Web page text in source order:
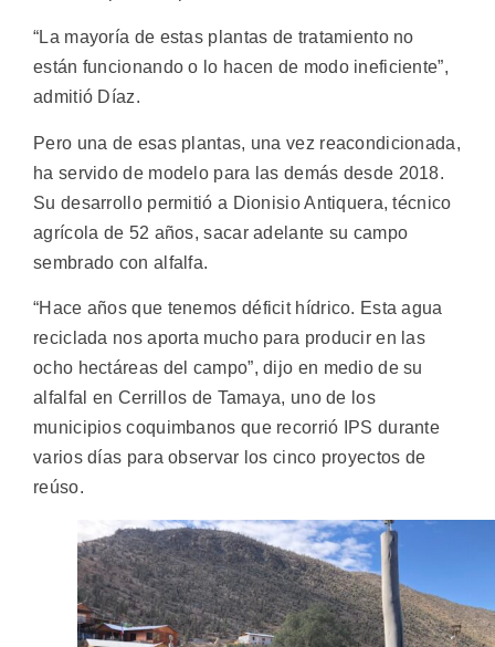
“La mayoría de estas plantas de tratamiento no
están funcionando o lo hacen de modo ineficiente”,
admitió Díaz.
Pero una de esas plantas, una vez reacondicionada,
ha servido de modelo para las demás desde 2018.
Su desarrollo permitió a Dionisio Antiquera, técnico
agrícola de 52 años, sacar adelante su campo
sembrado con alfalfa.
“Hace años que tenemos déficit hídrico. Esta agua
reciclada nos aporta mucho para producir en las
ocho hectáreas del campo”, dijo en medio de su
alfalfal en Cerrillos de Tamaya, uno de los
municipios coquimbanos que recorrió IPS durante
varios días para observar los cinco proyectos de
reúso.